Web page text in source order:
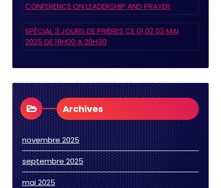
CONFERENCE ON LEADERSHIP AND PRAYER
SPÉCIAL 3 JOURS DE PRIÈRES CE 01,02 03 MAI
2025 DE 18H00 A 20H30
Archives
novembre 2025
septembre 2025
mai 2025